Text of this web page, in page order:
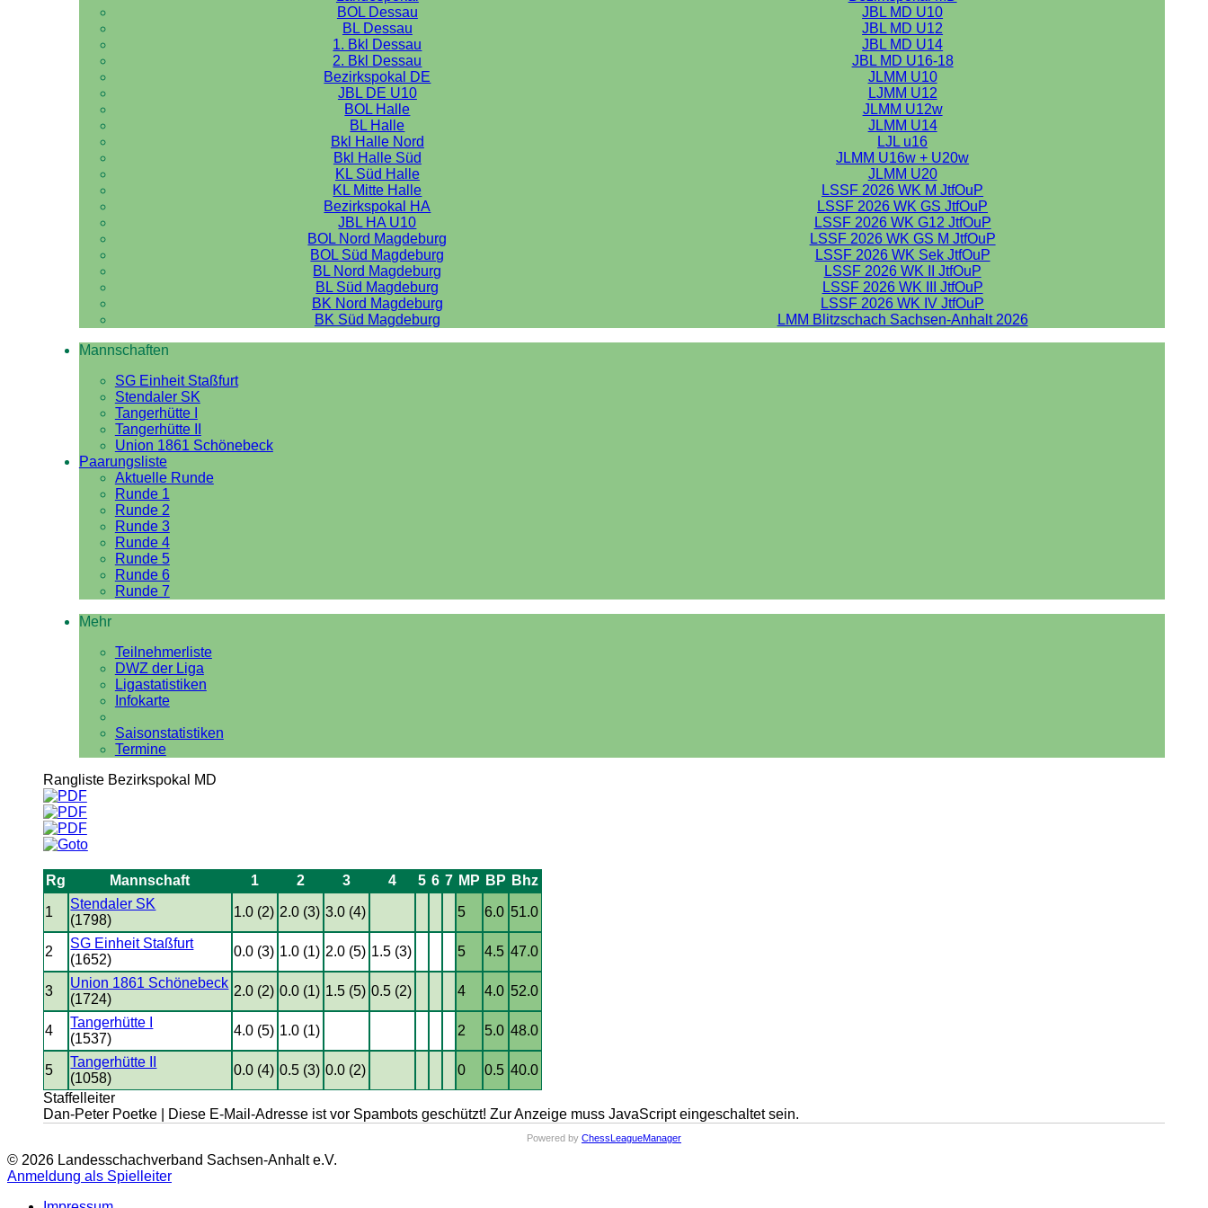
BOL Dessau
JBL MD U10
BL Dessau
JBL MD U12
1. Bkl Dessau
JBL MD U14
2. Bkl Dessau
JBL MD U16-18
Bezirkspokal DE
JLMM U10
JBL DE U10
LJMM U12
BOL Halle
JLMM U12w
BL Halle
JLMM U14
Bkl Halle Nord
LJL u16
Bkl Halle Süd
JLMM U16w + U20w
KL Süd Halle
JLMM U20
KL Mitte Halle
LSSF 2026 WK M JtfOuP
Bezirkspokal HA
LSSF 2026 WK GS JtfOuP
JBL HA U10
LSSF 2026 WK G12 JtfOuP
BOL Nord Magdeburg
LSSF 2026 WK GS M JtfOuP
BOL Süd Magdeburg
LSSF 2026 WK Sek JtfOuP
BL Nord Magdeburg
LSSF 2026 WK II JtfOuP
BL Süd Magdeburg
LSSF 2026 WK III JtfOuP
BK Nord Magdeburg
LSSF 2026 WK IV JtfOuP
BK Süd Magdeburg
LMM Blitzschach Sachsen-Anhalt 2026
Mannschaften
SG Einheit Staßfurt
Stendaler SK
Tangerhütte I
Tangerhütte II
Union 1861 Schönebeck
Paarungsliste
Aktuelle Runde
Runde 1
Runde 2
Runde 3
Runde 4
Runde 5
Runde 6
Runde 7
Mehr
Teilnehmerliste
DWZ der Liga
Ligastatistiken
Infokarte
Saisonstatistiken
Termine
Rangliste Bezirkspokal MD
Rg Mannschaft 1 2 3 4 5 6 7 MP BP Bhz
1
Stendaler SK
(1798)
1.0 (2) 2.0 (3) 3.0 (4) 5 6.0 51.0
2
SG Einheit Staßfurt
(1652)
0.0 (3) 1.0 (1) 2.0 (5) 1.5 (3) 5 4.5 47.0
3
Union 1861 Schönebeck
(1724)
2.0 (2) 0.0 (1) 1.5 (5) 0.5 (2) 4 4.0 52.0
4
Tangerhütte I
(1537)
4.0 (5) 1.0 (1) 2 5.0 48.0
5
Tangerhütte II
(1058)
0.0 (4) 0.5 (3) 0.0 (2) 0 0.5 40.0
Staffelleiter
Dan-Peter Poetke |
Diese E-Mail-Adresse ist vor Spambots geschützt! Zur Anzeige muss JavaScript eingeschaltet sein.
Powered by ChessLeagueManager
© 2026 Landesschachverband Sachsen-Anhalt e.V.
Anmeldung als Spielleiter